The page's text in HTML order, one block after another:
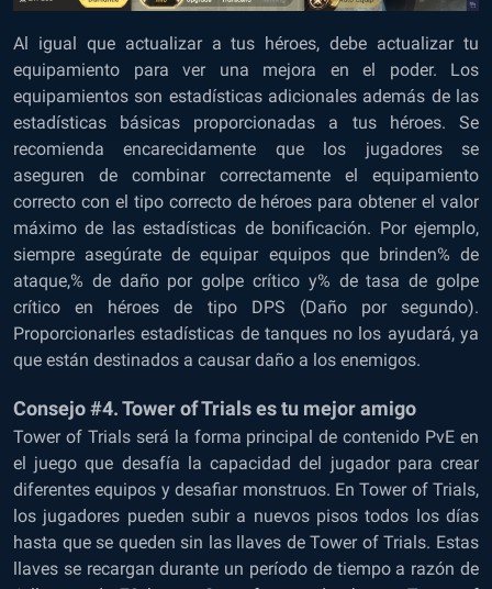
Al igual que actualizar a tus héroes, debe actualizar tu
equipamiento para ver una mejora en el poder. Los
equipamientos son estadísticas adicionales además de las
estadísticas básicas proporcionadas a tus héroes. Se
recomienda encarecidamente que los jugadores se
aseguren de combinar correctamente el equipamiento
correcto con el tipo correcto de héroes para obtener el valor
máximo de las estadísticas de bonificación. Por ejemplo,
siempre asegúrate de equipar equipos que brinden% de
ataque,% de daño por golpe crítico y% de tasa de golpe
crítico en héroes de tipo DPS (Daño por segundo).
Proporcionarles estadísticas de tanques no los ayudará, ya
que están destinados a causar daño a los enemigos.
Consejo #4. Tower of Trials es tu mejor amigo
Tower of Trials será la forma principal de contenido PvE en
el juego que desafía la capacidad del jugador para crear
diferentes equipos y desafiar monstruos. En Tower of Trials,
los jugadores pueden subir a nuevos pisos todos los días
hasta que se queden sin las llaves de Tower of Trials. Estas
llaves se recargan durante un período de tiempo a razón de